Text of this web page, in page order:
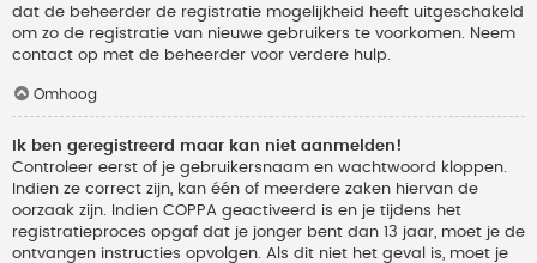
dat de beheerder de registratie mogelijkheid heeft uitgeschakeld
om zo de registratie van nieuwe gebruikers te voorkomen. Neem
contact op met de beheerder voor verdere hulp.
Omhoog
Ik ben geregistreerd maar kan niet aanmelden!
Controleer eerst of je gebruikersnaam en wachtwoord kloppen.
Indien ze correct zijn, kan één of meerdere zaken hiervan de
oorzaak zijn. Indien COPPA geactiveerd is en je tijdens het
registratieproces opgaf dat je jonger bent dan 13 jaar, moet je de
ontvangen instructies opvolgen. Als dit niet het geval is, moet je